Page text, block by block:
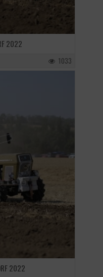
2022
1033
2022